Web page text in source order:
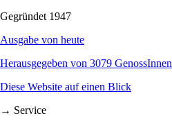
Gegründet 1947
Ausgabe von heute
Herausgegeben von 3079 GenossInnen
Diese Website auf einen Blick
→ Service